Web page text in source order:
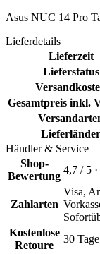
Asus NUC 14 Pro
Lieferdetails
Lieferzeit
Lieferstatus
Gesamtpreis inkl.
Lieferländer
Händler & Service
Shop-
Bewertung
4,7 / 5
Zahlarten
Visa,
Kostenlose
Retoure
30 Tage